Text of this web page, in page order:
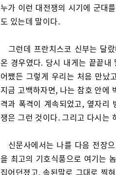
누가 이런 대전쟁의 시기에 군대
도 있는데 말이다.
그런데 프란치스코 신부는 달
온 경우였다. 당시 내게는 끝끝
어쨌든 그렇게 우리는 처음 만났
지금 고백하자면, 나는 참호 안에
격과 폭격이 계속되었고, 옆자리
쟁은 그런 것이다. 그리고 다시는
신문사에서는 나를 다음 전장
을 최고의 기호식품으로 여기는
집어던졌고, 속된말로 그대로 찍